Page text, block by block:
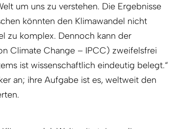
um uns zu verstehen. Die Ergebnisse
könnten den Klimawandel nicht
zu komplex. Dennoch kann der
Climate Change – IPCC) zweifelsfrei
ist wissenschaftlich eindeutig belegt.“
an; ihre Aufgabe ist es, weltweit den